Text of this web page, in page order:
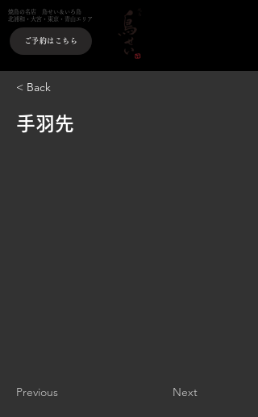
焼鳥の名店 鳥せい＆いろ鳥
北浦和・大宮・東京・青山エリア
ご予約はこちら
< Back
手羽先
Previous Next